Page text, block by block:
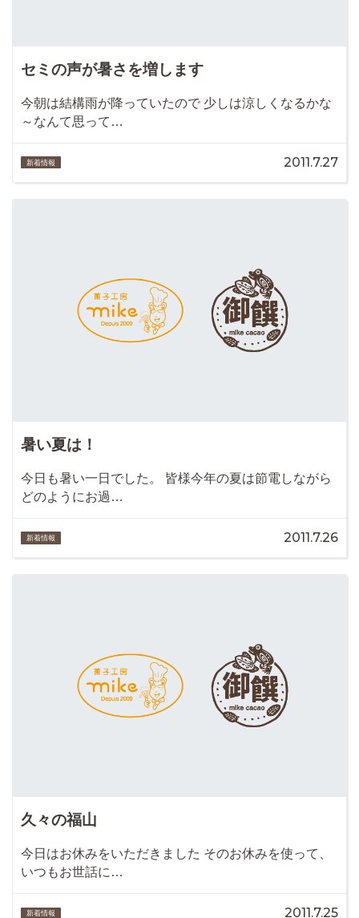
セミの声が暑さを増します
今朝は結構雨が降っていたので 少しは涼しくなるかな
～なんて思って…
新着情報 2011.7.27
暑い夏は！
今日も暑い一日でした。 皆様今年の夏は節電しながら
どのようにお過…
新着情報 2011.7.26
久々の福山
今日はお休みをいただきました そのお休みを使って、
いつもお世話に…
新着情報 2011.7.25